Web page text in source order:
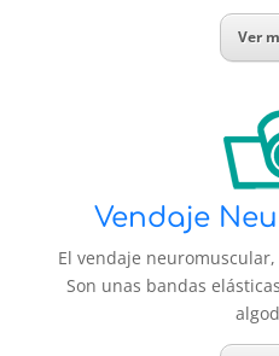
Ver
Vendaje
El vendaje
Son unas bandas